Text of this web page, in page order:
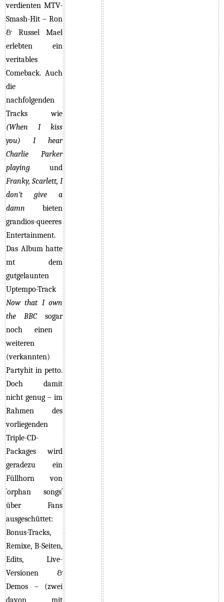
verdienten MTV-
Smash-Hit – Ron
& Russel Mael
erlebten ein
veritables
Comeback. Auch
die
nachfolgenden
Tracks wie
(When I kiss
you) I hear
Charlie Parker
playing und
Franky, Scarlett, I
don’t give a
damn bieten
grandios-queeres
Entertainment.
Das Album hatte
mt dem
gutgelaunten
Uptempo-Track
Now that I own
the BBC sogar
noch einen
weiteren
(verkannten)
Partyhit in petto.
Doch damit
nicht genug – im
Rahmen des
vorliegenden
Triple-CD-
Packages wird
geradezu ein
Füllhorn von
`orphan songs´
über Fans
ausgeschüttet:
Bonus-Tracks,
Remixe, B-Seiten,
Edits, Live-
Versionen &
Demos – (zwei
davon mit